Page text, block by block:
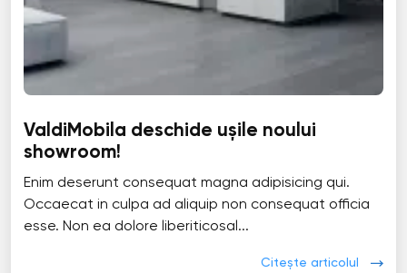
ValdiMobila deschide ușile noului
showroom!
Enim deserunt consequat magna adipisicing qui.
Occaecat in culpa ad aliquip non consequat officia
esse. Non ea dolore liberiticosal...
Citește articolul